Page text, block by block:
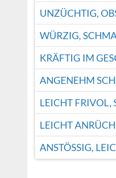
UNZÜCHTIG,
WÜRZIG,
KRÄFTIG IM
ANGENEHM
LEICHT FRIVOL,
LEICHT
ANSTÖSSIG,